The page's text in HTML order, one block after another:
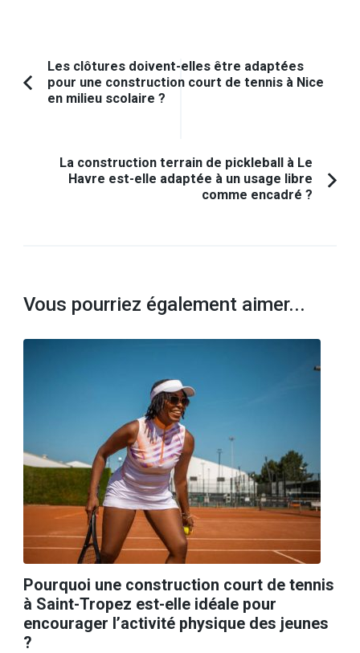
Navigation
d'article
Article
Les clôtures doivent-elles être adaptées
pour une construction court de tennis à Nice
en milieu scolaire ?
La construction terrain de pickleball à Le
Havre est-elle adaptée à un usage libre
comme encadré ?
Vous pourriez également aimer...
Pourquoi une construction court de tennis
à Saint-Tropez est-elle idéale pour
encourager l’activité physique des jeunes
?